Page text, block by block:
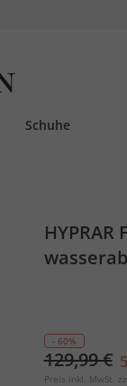
Schuhe
- 60%
129,99 €
Preis inkl. MwSt.